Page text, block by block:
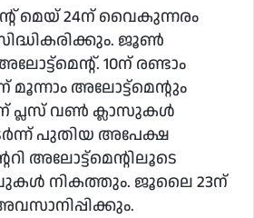
മെയ് 24ന് വൈകുന്നരം
ജൂണ്‍
10ന് രണ്ടാം
മൂന്നാം അലോട്ട്മെന്റും
പ്ലസ് വണ്‍ ക്ലാസുകള്‍
പുതിയ അപേക്ഷ
അലോട്ട്മെന്റിലൂടെ
നികത്തും. ജൂലൈ 23ന്